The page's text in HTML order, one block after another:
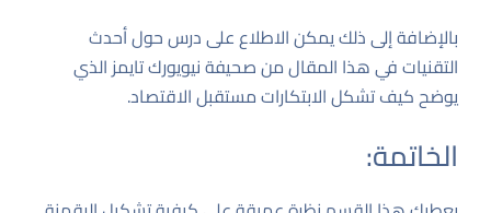
بالإضافة إلى ذلك يمكن الاطلاع على درس حول أحدث
التقنياتفي هذا المقال من صحيفة نيويورك تايمزالذي
يوضح كيف تشكل الابتكارات مستقبل الاقتصاد.
الخاتمة: